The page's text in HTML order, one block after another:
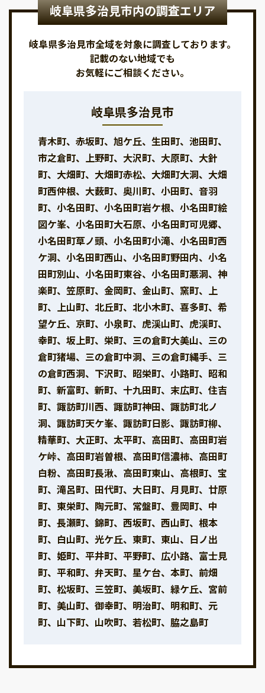
岐阜県多治見市内の調査エリア
岐阜県多治見市全域を対象に調査しております。
記載のない地域でも
お気軽にご相談ください。
岐阜県多治見市
青木町、赤坂町、旭ケ丘、生田町、池田町、
市之倉町、上野町、大沢町、大原町、大針
町、大畑町、大畑町赤松、大畑町大洞、大畑
町西仲根、大薮町、奥川町、小田町、音羽
町、小名田町、小名田町岩ケ根、小名田町絵
図ケ峯、小名田町大石原、小名田町可児郷、
小名田町草ノ頭、小名田町小滝、小名田町西
ケ洞、小名田町西山、小名田町野田内、小名
田町別山、小名田町東谷、小名田町悪洞、神
楽町、笠原町、金岡町、金山町、窯町、上
町、上山町、北丘町、北小木町、喜多町、希
望ケ丘、京町、小泉町、虎渓山町、虎渓町、
幸町、坂上町、栄町、三の倉町大美山、三の
倉町猪場、三の倉町中洞、三の倉町縄手、三
の倉町西洞、下沢町、昭栄町、小路町、昭和
町、新富町、新町、十九田町、末広町、住吉
町、諏訪町川西、諏訪町神田、諏訪町北ノ
洞、諏訪町天ケ峯、諏訪町日影、諏訪町柳、
精華町、大正町、太平町、高田町、高田町岩
ケ峠、高田町岩曽根、高田町信濃柿、高田町
白粉、高田町長湫、高田町東山、高根町、宝
町、滝呂町、田代町、大日町、月見町、廿原
町、東栄町、陶元町、常盤町、豊岡町、中
町、長瀬町、錦町、西坂町、西山町、根本
町、白山町、光ケ丘、東町、東山、日ノ出
町、姫町、平井町、平野町、広小路、富士見
町、平和町、弁天町、星ケ台、本町、前畑
町、松坂町、三笠町、美坂町、緑ケ丘、宮前
町、美山町、御幸町、明治町、明和町、元
町、山下町、山吹町、若松町、脇之島町